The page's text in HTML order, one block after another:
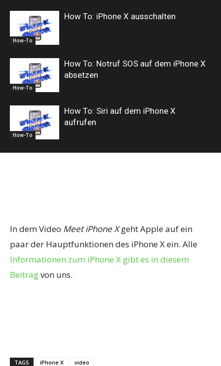
How-To
How To: iPhone X ausschalten
How-To
How To: Notruf SOS auf dem iPhone X
absetzen
How-To
How To: Siri auf dem iPhone X
aufrufen
In dem Video Meet iPhone Xgeht Apple auf ein
paar der Hauptfunktionen des iPhone X ein. Alle
Informationen zum iPhone X gibt es in diesem
Beitragvon uns.
TAGS iPhone X video